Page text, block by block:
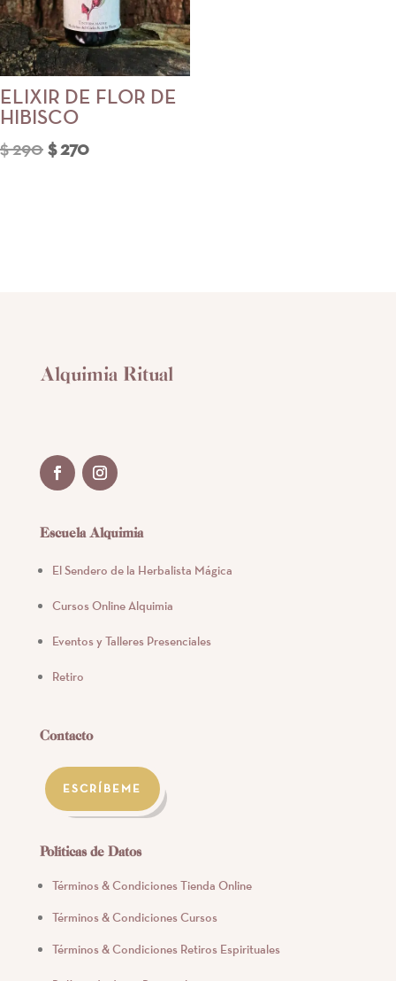
ELIXIR DE FLOR DE
HIBISCO
$290El
$270El
Alquimia Ritual
Escuela Alquimia
El Sendero de la Herbalista Mágica
Cursos Online Alquimia
Eventos y Talleres Presenciales
Retiro
Contacto
ESCRÍBEME
Políticas de Datos
Términos & Condiciones Tienda Online
Términos & Condiciones Cursos
Términos & Condiciones Retiros Espirituales